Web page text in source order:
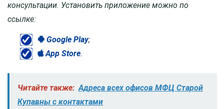
консультации. Установить приложение можно по
ссылке:
Google Play;
App Store.
Читайте также: Адреса всех офисов МФЦ Старой
Купавны с контактами